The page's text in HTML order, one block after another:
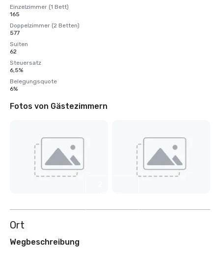
Einzelzimmer (1 Bett)
165
Doppelzimmer (2 Betten)
577
Suiten
62
Steuersatz
6,5%
Belegungsquote
6%
Fotos von Gästezimmern
Ort
Wegbeschreibung